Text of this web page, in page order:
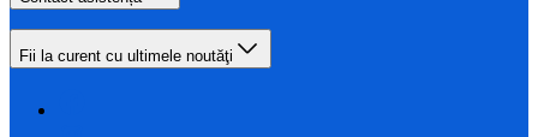
Fii la curent cu ultimele noutăţi